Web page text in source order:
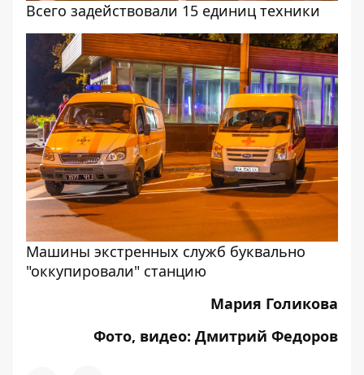
Всего задействовали 15 единиц техники
Машины экстренных служб буквально
"оккупировали" станцию
Мария Голикова
Фото, видео: Дмитрий Федоров